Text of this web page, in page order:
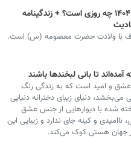
روز دختر ۱۴۰۴ چه روزی است؟ + زندگینامه
با ولادت حضرت معصومه (س) است.
آمده‌اند تا بانی لبخندها باشند
عشق و امید است که به زندگی رنگ
دنیای زیبای دخترانه دنیایی
شده با دیوارهایی از جنس عشق
ناامیدی و کینه جای ندارد و زیبایی این
در جهان هستی کوک می‌کند.